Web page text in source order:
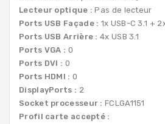
Lecteur optique : Pas de lecteur
Ports USB Façade : 1x USB-C 3.1 +
Ports USB Arrière : 4x USB 3.1
Ports VGA : 0
Ports DVI : 0
Ports HDMI : 0
DisplayPorts : 2
Socket processeur : FCLGA1151
Profil carte accepté :